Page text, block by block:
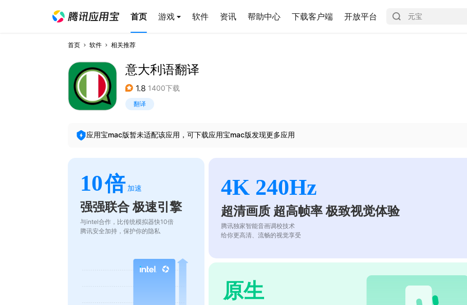
首页 游戏 软件 资讯 帮助中心 下载客户端 开放平台
首页 软件 相关推荐
意大利语翻译
1.8 1400下载
翻译
应用宝mac版暂未适配该应用，可下载应用宝mac版发现更多应用
10倍 加速
强强联合 极速引擎
与intel合作，比传统模拟器快10倍
腾讯安全加持，保护你的隐私
4K 240Hz
超清画质 超高帧率 极致视觉体验
腾讯独家智能音画调校技术
给你更高清、流畅的视觉享受
原生